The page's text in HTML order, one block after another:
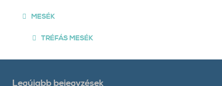
MESÉK
TRÉFÁS MESÉK
Legújabb bejegyzések